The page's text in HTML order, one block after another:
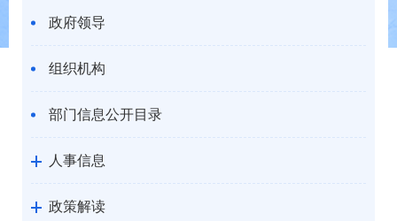
政府领导
组织机构
部门信息公开目录
人事信息
政策解读